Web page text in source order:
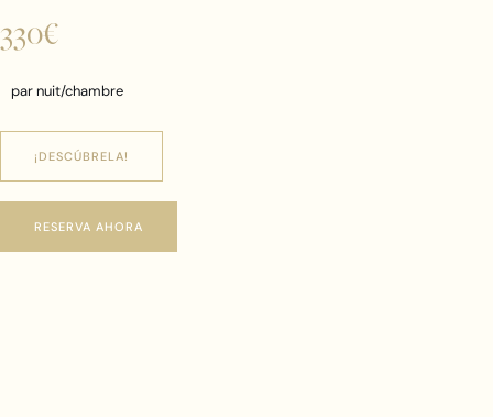
330€
par nuit/chambre
¡DESCÚBRELA!
RESERVA AHORA